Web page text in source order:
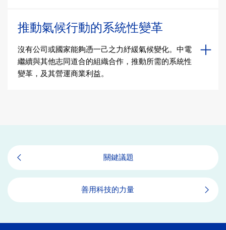
推動氣候行動的系統性變革
沒有公司或國家能夠憑一己之力紓緩氣候變化。中電
繼續與其他志同道合的組織合作，推動所需的系統性
變革，及其營運商業利益。
關鍵議題
善用科技的力量